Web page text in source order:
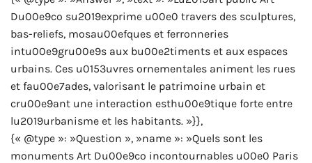
Du00e9co su2019exprime u00e0 travers des sculptures,
bas-reliefs, mosau00efques et ferronneries
intu00e9gru00e9s aux bu00e2timents et aux espaces
urbains. Ces u0153uvres ornementales animent les rues
et fau00e7ades, valorisant le patrimoine urbain et
cru00e9ant une interaction esthu00e9tique forte entre
lu2019urbanisme et les habitants. »}},
{« @type »: »Question », »name »: »Quels sont les
monuments Art Du00e9co incontournables u00e0 Paris